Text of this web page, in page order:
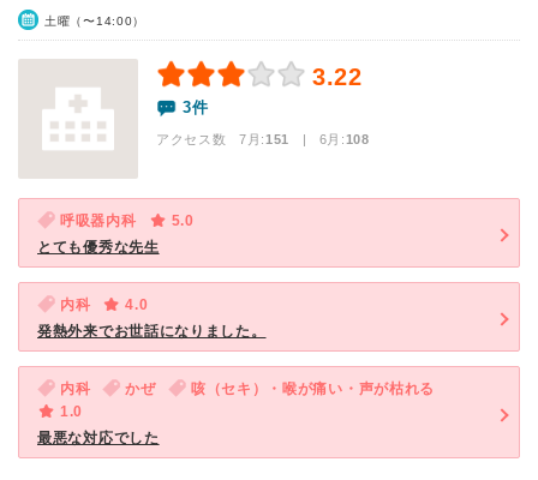
土曜（〜14:00）
3.22
3件
アクセス数 7月:151 | 6月:108
呼吸器内科
5.0
とても優秀な先生
内科
4.0
発熱外来でお世話になりました。
内科 かぜ
咳（セキ）・喉が痛い・声が枯れる
1.0
最悪な対応でした